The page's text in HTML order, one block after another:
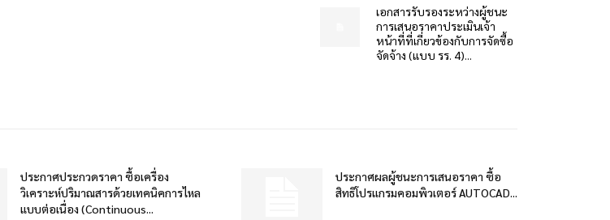
เอกสารรับรองระหว่างผู้ชนะ
การเสนอราคาประเมินเจ้า
หน้าที่ที่เกี่ยวข้องกับการจัดซื้อ
จัดจ้าง (แบบ รร. 4)...
ประกาศประกวดราคา ซื้อเครื่อง
วิเคราะห์ปริมาณสารด้วยเทคนิคการไหล
แบบต่อเนื่อง (Continuous...
ประกาศผลผู้ชนะการเสนอราคา ซื้อ
สิทธิโปรแกรมคอมพิวเตอร์ AUTOCAD...